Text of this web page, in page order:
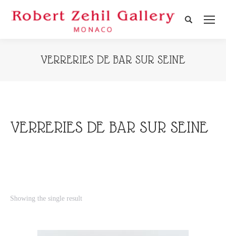
Search:
VERRERIES DE BAR SUR SEINE
VERRERIES DE BAR SUR SEINE
Showing the single result